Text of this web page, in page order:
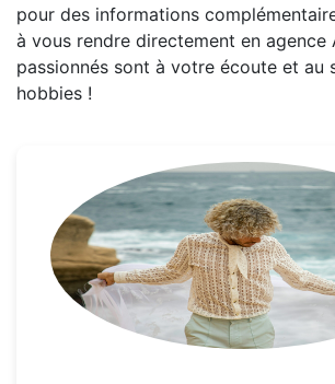
pour des informations
à vous rendre directement en agence
passionnés sont à votre écoute et au
hobbies !